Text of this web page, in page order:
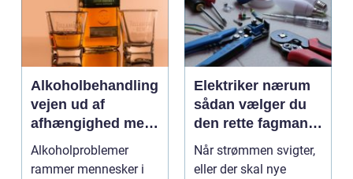
Alkoholbehandling
vejen ud af
afhængighed med
professionel støtte
Alkoholproblemer
rammer mennesker i
Elektriker nærum
sådan vælger du
den rette fagmand
til dine el-opgaver
Når strømmen svigter,
eller der skal nye